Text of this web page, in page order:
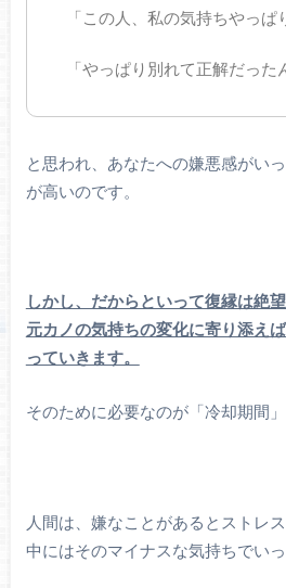
「この人、私の気持ちやっぱ
「やっぱり別れて正解だった
と思われ、あなたへの嫌悪感がい
が高いのです。
しかし、だからといって復縁は絶
元カノの気持ちの変化に寄り添え
っていきます。
そのために必要なのが「冷却期間」
人間は、嫌なことがあるとストレ
中にはそのマイナスな気持ちでいっ